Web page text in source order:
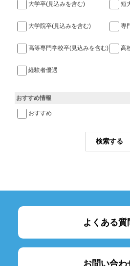
大学卒(見込みを含む) 短
大学院卒(見込みを含む) 専
高等専門学校卒(見込みを含む) 高
経験者優遇
おすすめ情報
おすすめ
よくある質
お問い合わ